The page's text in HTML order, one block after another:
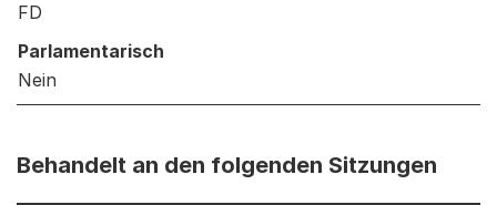
FD
Parlamentarisch
Nein
Behandelt an den folgenden Sitzungen